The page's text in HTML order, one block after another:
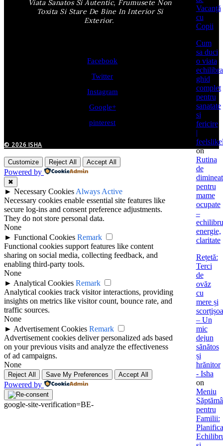
Vacanță
cu
Copii
Cum
sa duci
o viata
ghid
complet
pentru
sanatate
si
fericire
|
on
Rutina
de
pentru
mame
ocupate
–
energie,
claritate
Rețetă:
Terci
de
ovăz
cu
mere și
– Un
mic
dejun
sănătos
și
hrănitor
- Isha
on
Meniu
pentru
Familii:
Viata Sanatos Si Autentic, Frumusete Non
Toxita Si Stare De Bine In Interior Si
Exterior.
Facebook
Twitter
Instagram
Google+
pinterest
© 2026 ISHA
Customize Reject All Accept All
Powered by
✖
► Necessary Cookies Always Active
Necessary cookies enable essential site features like
secure log-ins and consent preference adjustments.
They do not store personal data.
None
► Functional Cookies Remark
Functional cookies support features like content
sharing on social media, collecting feedback, and
enabling third-party tools.
None
► Analytical Cookies Remark
Analytical cookies track visitor interactions, providing
insights on metrics like visitor count, bounce rate, and
traffic sources.
None
► Advertisement Cookies Remark
Advertisement cookies deliver personalized ads based
on your previous visits and analyze the effectiveness
of ad campaigns.
None
Reject All Save My Preferences Accept All
Powered by
google-site-verification=BE-